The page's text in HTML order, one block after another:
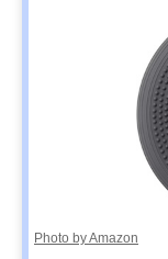
Photo by Amazon